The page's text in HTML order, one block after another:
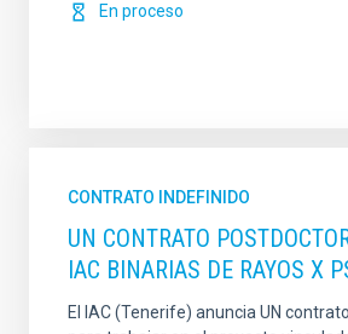
En proceso
CONTRATO INDEFINIDO
UN CONTRATO
IAC BINARIAS DE RAYOS X
El IAC (Tenerife) anuncia UN